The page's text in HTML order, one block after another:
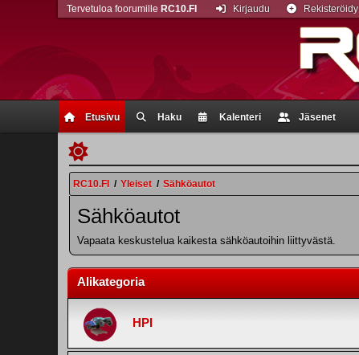
Etusivu Haku Kalenteri Jäsenet
Tervetuloa foorumille RC10.FI Kirjaudu Rekisteröidy
RC10.FI / Yleiset / Sähköautot
Sähköautot
Vapaata keskustelua kaikesta sähköautoihin liittyvästä.
Alikategoria
HPI